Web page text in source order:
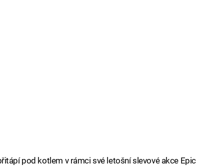
pod kotlem v rámci své letošní slevové akce Epic